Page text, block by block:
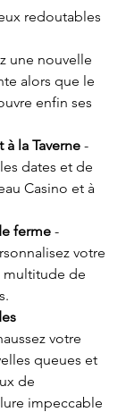
redoutables
une nouvelle
alors que le
enfin ses
à la Taverne -
dates et de
Casino et à
ferme -
votre
multitude de
votre
queues et
de
impeccable